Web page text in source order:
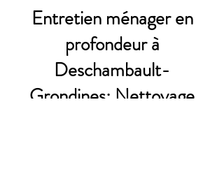
Entretien ménager en
profondeur à
Deschambault-
Grondines: Nettoyage